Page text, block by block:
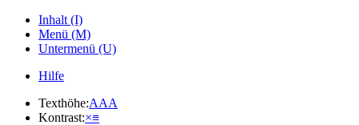
Inhalt (I)
Menü (M)
Untermenü (U)
Hilfe
Texthöhe:AAA
Kontrast:×≡